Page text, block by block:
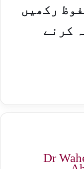
رکھیں
کرنے